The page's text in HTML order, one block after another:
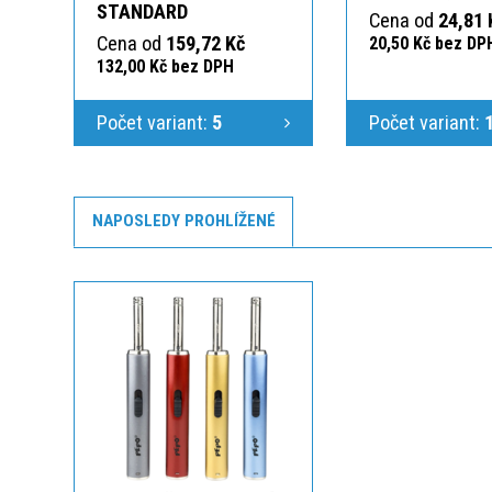
STANDARD
Cena od 159,72 Kč
132,00 Kč bez DPH
Počet variant: 5
Cena od 24,81
20,50 Kč bez
Počet variant: 1
NAPOSLEDY PROHLÍŽENÉ